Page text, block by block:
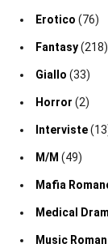
Erotico (76)
Fantasy(218)
Giallo (33)
Horror (2)
Interviste
M/M (49)
Mafia
Medical
Music